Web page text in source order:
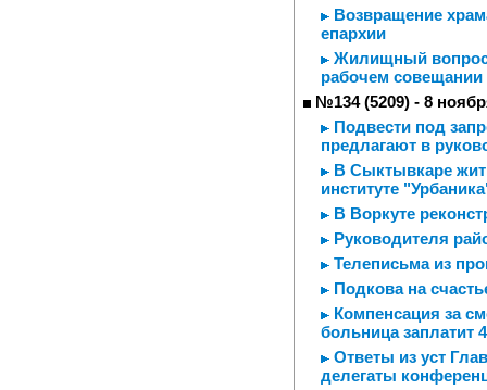
Возвращение
епархии
Жилищный вопрос
рабочем совещании
№134 (5209) - 8
Подвести под
предлагают в
В Сыктывкаре
институте
В Воркуте
Руководителя
Телеписьма из
Подкова на
Компенсация за
больница заплатит
Ответы из уст
делегаты